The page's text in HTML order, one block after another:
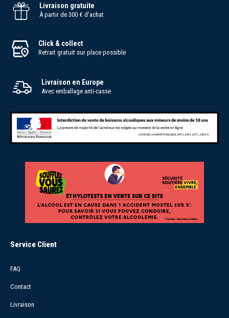
Livraison gratuite
À partir de 300 € d'achat
Click & collect
Retrait gratuit sur place possible
Livraison en Europe
Avec emballage anti-casse
Service Client
FAQ
Contact
Livraison